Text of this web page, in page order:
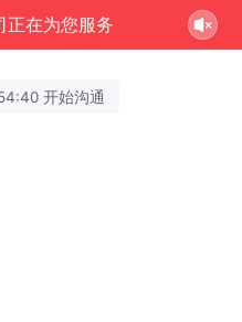
正在为您服务
开始沟通